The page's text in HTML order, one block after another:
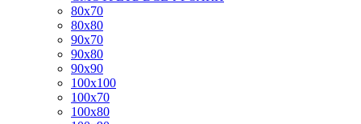
80x70
80x80
90x70
90x80
90x90
100x100
100x70
100x80